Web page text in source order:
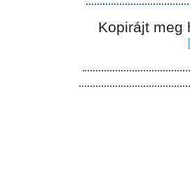
Kopirájt meg